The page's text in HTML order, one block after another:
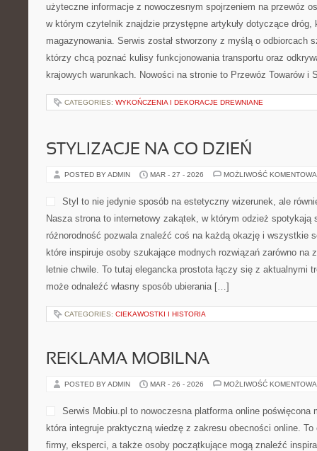
użyteczne informacje z nowoczesnym spojrzeniem na przewóz
w którym czytelnik znajdzie przystępne artykuły dotyczące dróg,
magazynowania. Serwis został stworzony z myślą o odbiorcach
którzy chcą poznać kulisy funkcjonowania transportu oraz
krajowych warunkach. Nowości na stronie to Przewóz Towarów
CATEGORIES: WYKOŃCZENIA I DEKORACJE DREWNIANE
STYLIZACJE NA CO DZIEŃ
POSTED BY ADMIN MAR - 27 - 2026 MOŻLIWOŚĆ
Styl to nie jedynie sposób na estetyczny wizerunek, ale
Nasza strona to internetowy zakątek, w którym odzież spotykają
różnorodność pozwala znaleźć coś na każdą okazję i wszystkie
które inspiruje osoby szukające modnych rozwiązań zarówno na
letnie chwile. To tutaj elegancka prostota łączy się z aktualnymi
może odnaleźć własny sposób ubierania […]
CATEGORIES: CIEKAWOSTKI I HISTORIA
REKLAMA MOBILNA
POSTED BY ADMIN MAR - 26 - 2026 MOŻLIWOŚĆ
Serwis Mobiu.pl to nowoczesna platforma online poświęcona
która integruje praktyczną wiedzę z zakresu obecności online.
firmy, eksperci, a także osoby początkujące mogą znaleźć